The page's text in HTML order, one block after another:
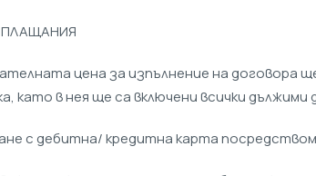
ПЛАЩАНИЯ
цена за изпълнение на договора
като в нея ще са включени всички
с дебитна/ кредитна карта